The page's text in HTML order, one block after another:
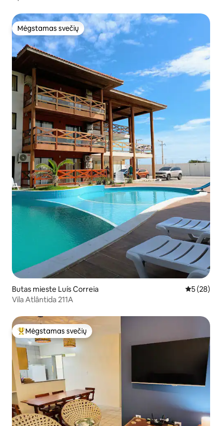
Mėgstamas svečių
Mėgstamas svečių
Butas mieste Luís Correia Vidutinis
5 (28)
Vila Atlântida 211A
Svečių mėgstamiausias
Mėgstamas svečių